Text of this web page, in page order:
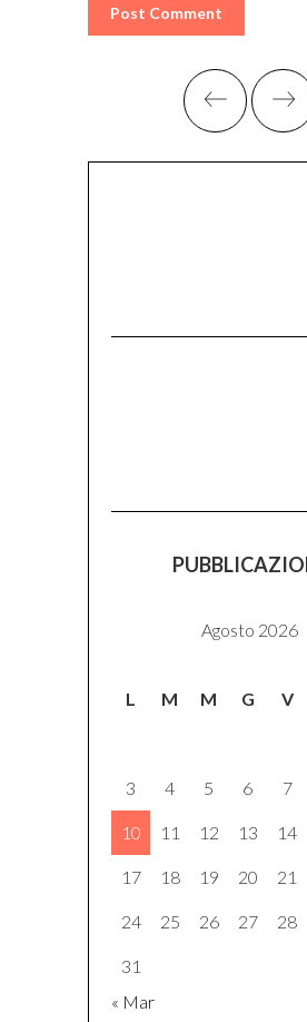
Agosto 2026
L M M G V
3 4 5 6 7
10 11 12 13 14
17 18 19 20 21
24 25 26 27 28
31
« Mar